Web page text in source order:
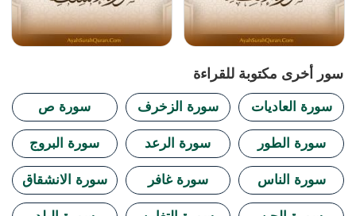
سور أخرى مكتوبة للقراءة
سورة ص سورة الزخرف سورة العاديات
سورة البروج سورة الرعد سورة الطور
سورة الانشقاق سورة غافر سورة الناس